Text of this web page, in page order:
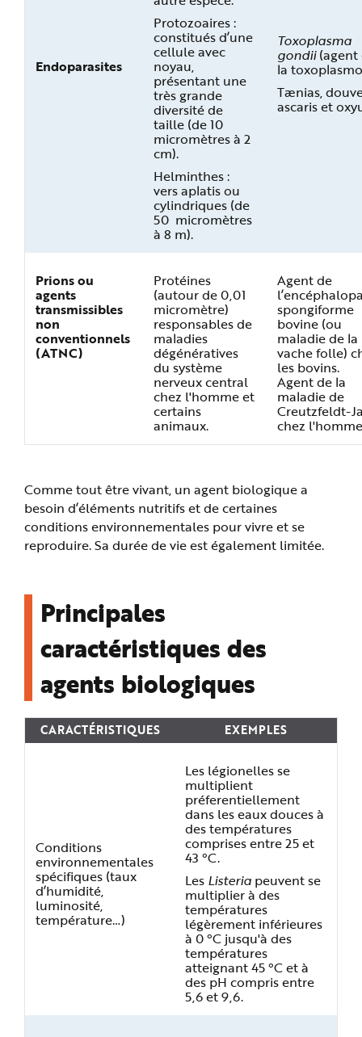
Endoparasites
Protozoaires :
constitués d’une
cellule avec
noyau,
présentant une
très grande
diversité de
taille (de 10
micromètres à 2
cm).
Helminthes :
vers aplatis ou
cylindriques (de
50 micromètres
à 8 m).
Toxoplasma
gondii(agent
la
Tænias,
ascaris et
Prions ou
agents
transmissibles
non
conventionnels
(ATNC)
Protéines
(autour de 0,01
micromètre)
responsables de
maladies
dégénératives
du système
nerveux central
chez l'homme et
certains
animaux.
Agent de
spongiforme
bovine (ou
maladie de la
vache folle)
les bovins.
Agent de la
maladie de
Creutzfeldt-
chez
Comme tout être vivant, un agent biologique a
besoin d’éléments nutritifs et de certaines
conditions environnementales pour vivre et se
reproduire. Sa durée de vie est également limitée.
Principales
caractéristiques des
agents biologiques
CARACTÉRISTIQUES EXEMPLES
Conditions
environnementales
spécifiques (taux
d’humidité,
luminosité,
température…)
Les légionelles se
multiplient
préferentiellement
dans les eaux douces à
des températures
comprises entre 25 et
43 °C.
Les Listeria peuvent se
multiplier à des
températures
légèrement inférieures
à 0 °C jusqu'à des
températures
atteignant 45 °C et à
des pH compris entre
5,6 et 9,6.